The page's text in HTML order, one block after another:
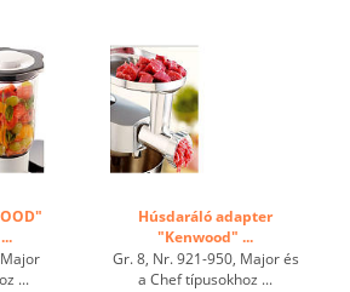
...
Húsdaráló adapter
"Kenwood" ...
Gr. 8, Nr. 921-950, Major és
a Chef típusokhoz ...